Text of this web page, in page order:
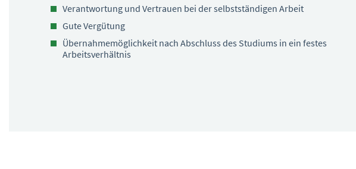
Verantwortung und Vertrauen bei der selbstständigen Arbeit
Gute Vergütung
Übernahmemöglichkeit nach Abschluss des Studiums in ein festes
Arbeitsverhältnis